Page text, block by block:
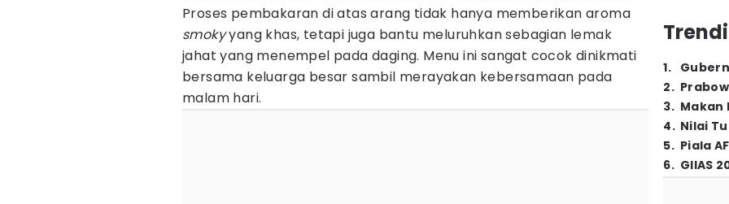
Proses pembakaran di atas arang tidak hanya memberikan aroma
smokyyang khas, tetapi juga bantu meluruhkan sebagian lemak
jahat yang menempel pada daging. Menu ini sangat cocok dinikmati
bersama keluarga besar sambil merayakan kebersamaan pada
malam hari.
1.
2.
3. Makan
4. Nilai
5. Piala
6. GIIAS